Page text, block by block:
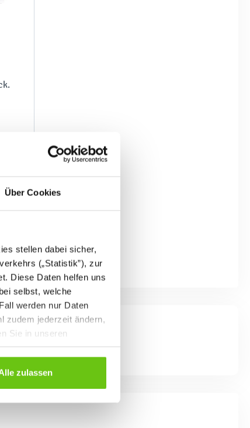
Über Cookies
stellen dabei sicher,
(„Statistik”), zur
Diese Daten helfen uns
selbst, welche
werden nur Daten
zudem jederzeit ändern,
Sie in unseren
zulassen